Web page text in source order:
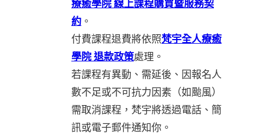
療癒學院 線上課程購買暨服務契
約 。
付費課程退費將依照梵宇全人療癒
學院 退款政策處理。
若課程有異動、需延後、因報名人
數不足或不可抗力因素（如颱風）
需取消課程，梵宇將透過電話、簡
訊或電子郵件通知你。